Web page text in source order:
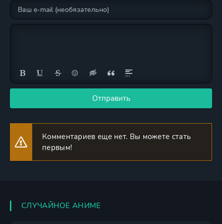
Отправить
Комментариев еще нет. Вы можете стать
первым!
СЛУЧАЙНОЕ АНИМЕ